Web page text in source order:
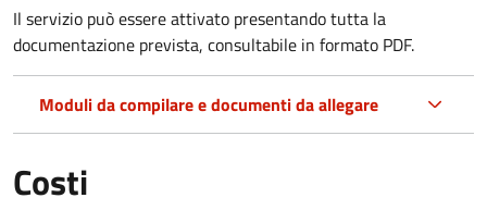
Il servizio può essere attivato presentando tutta la
documentazione prevista, consultabile in formato PDF.
Moduli da compilare e documenti da allegare
Costi